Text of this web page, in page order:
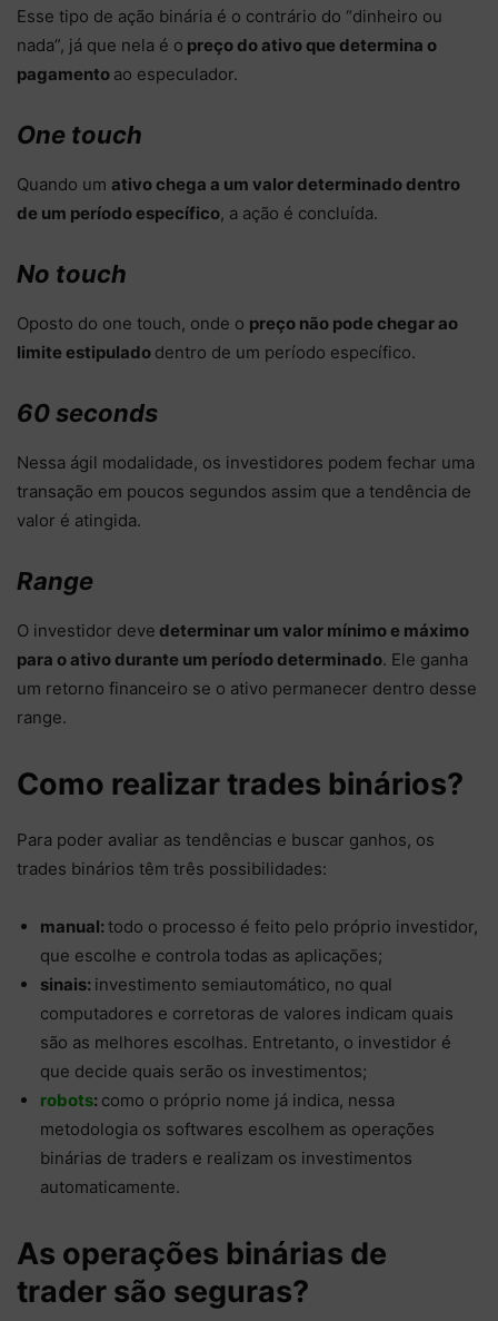
Esse tipo de ação binária é o contrário do “dinheiro ou
nada”, já que nela é o preço do ativo que determina o
pagamento ao especulador.
One touch
Quando um ativo chega a um valor determinado dentro
de um período específico, a ação é concluída.
No touch
Oposto do one touch, onde o preço não pode chegar ao
limite estipulado dentro de um período específico.
60 seconds
Nessa ágil modalidade, os investidores podem fechar uma
transação em poucos segundos assim que a tendência de
valor é atingida.
Range
O investidor deve determinar um valor mínimo e máximo
para o ativo durante um período determinado. Ele ganha
um retorno financeiro se o ativo permanecer dentro desse
range.
Como realizar trades binários?
Para poder avaliar as tendências e buscar ganhos, os
trades binários têm três possibilidades:
manual: todo o processo é feito pelo próprio investidor,
que escolhe e controla todas as aplicações;
sinais: investimento semiautomático, no qual
computadores e corretoras de valores indicam quais
são as melhores escolhas. Entretanto, o investidor é
que decide quais serão os investimentos;
robots: como o próprio nome já indica, nessa
metodologia os softwares escolhem as operações
binárias de traders e realizam os investimentos
automaticamente.
As operações binárias de
trader são seguras?